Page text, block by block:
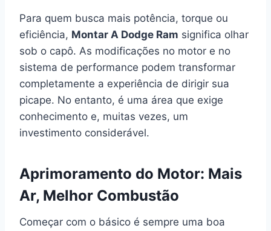
Para quem busca mais potência, torque ou
eficiência, Montar A Dodge Ram significa olhar
sob o capô. As modificações no motor e no
sistema de performance podem transformar
completamente a experiência de dirigir sua
picape. No entanto, é uma área que exige
conhecimento e, muitas vezes, um
investimento considerável.
Aprimoramento do Motor: Mais
Ar, Melhor Combustão
Começar com o básico é sempre uma boa